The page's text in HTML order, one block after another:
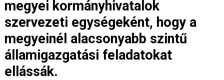
megyei kormányhivatalok
szervezeti egységeként, hogy a
megyeinél alacsonyabb szintű
államigazgatási feladatokat
ellássák.